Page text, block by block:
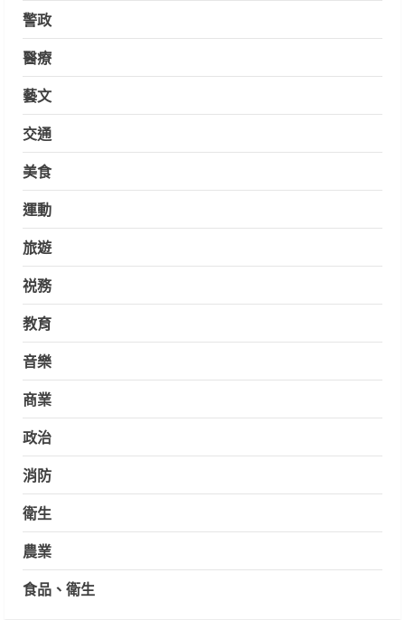
警政
醫療
藝文
交通
美食
運動
旅遊
祱務
教育
音樂
商業
政治
消防
衛生
農業
食品、衛生